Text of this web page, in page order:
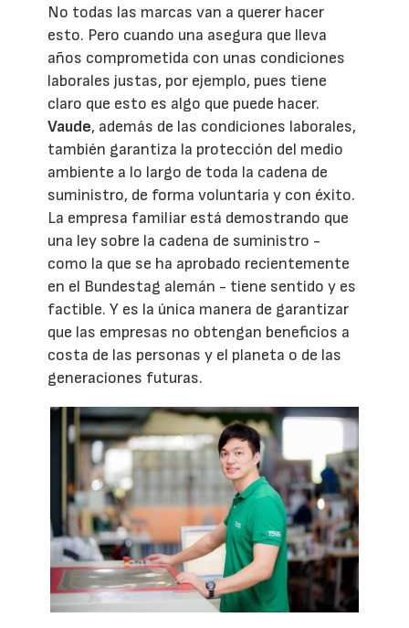
No todas las marcas van a querer hacer
esto. Pero cuando una asegura que lleva
años comprometida con unas condiciones
laborales justas, por ejemplo, pues tiene
claro que esto es algo que puede hacer.
Vaude, además de las condiciones laborales,
también garantiza la protección del medio
ambiente a lo largo de toda la cadena de
suministro, de forma voluntaria y con éxito.
La empresa familiar está demostrando que
una ley sobre la cadena de suministro -
como la que se ha aprobado recientemente
en el Bundestag alemán - tiene sentido y es
factible. Y es la única manera de garantizar
que las empresas no obtengan beneficios a
costa de las personas y el planeta o de las
generaciones futuras.